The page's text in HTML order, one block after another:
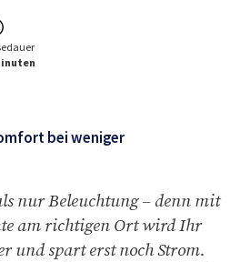
bei weniger
nur Beleuchtung – denn mit
am richtigen Ort wird Ihr
und spart erst noch Strom.